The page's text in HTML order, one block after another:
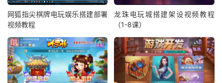
网狐指尖棋牌电玩娱乐搭建部署
视频教程
龙珠电玩城搭建架设视频教程
（1-8课）